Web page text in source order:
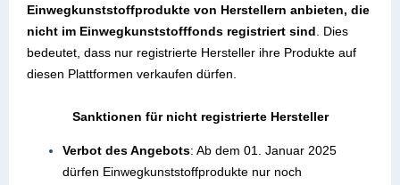
Einwegkunststoffprodukte von Herstellern anbieten, die
nicht im Einwegkunststofffonds registriert sind . Dies
bedeutet, dass nur registrierte Hersteller ihre Produkte auf
diesen Plattformen verkaufen dürfen.
Sanktionen für nicht registrierte Hersteller
Verbot des Angebots: Ab dem 01. Januar 2025
dürfen Einwegkunststoffprodukte nur noch